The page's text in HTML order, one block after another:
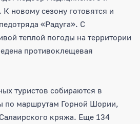
К новому сезону готовятся и
«Радуга». С
теплой погоды на территории
противоклещевая
туристов собираются в
по маршрутам Горной Шории,
кряжа. Еще 134